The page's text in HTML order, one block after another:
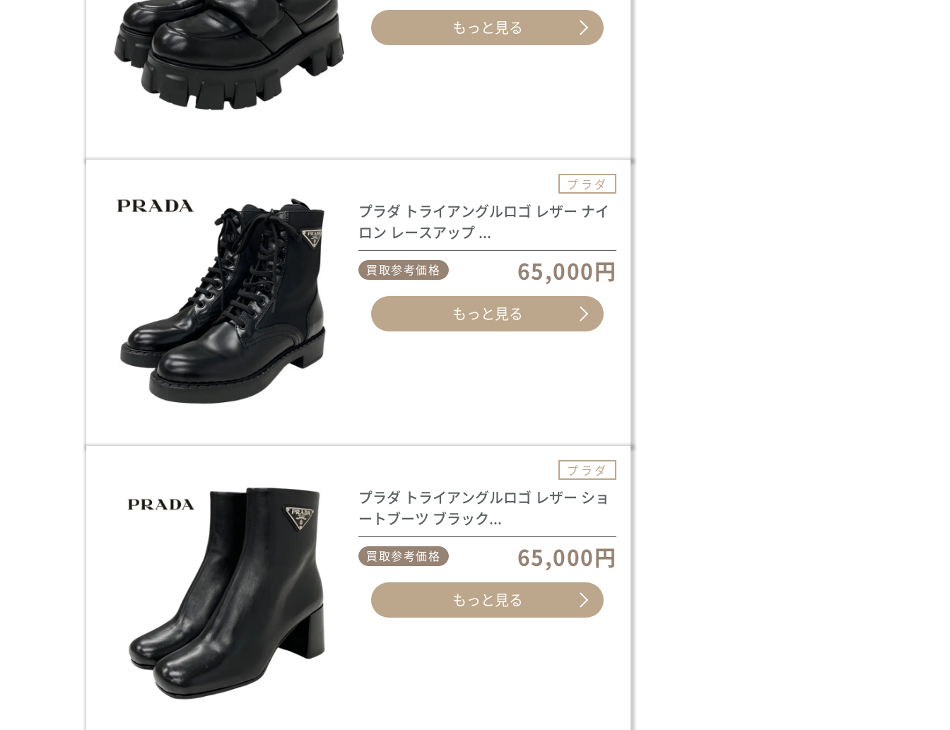
もっと見る
プラダ
プラダ トライアングルロゴ レザー ナイ
ロン レースアップ ...
買取参考価格 65,000円
もっと見る
プラダ
プラダ トライアングルロゴ レザー ショ
ートブーツ ブラック...
買取参考価格 65,000円
もっと見る